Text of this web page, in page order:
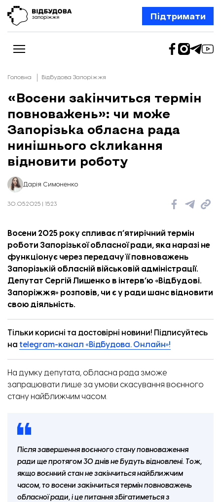
Підтримати
Новини
Відбудова Запоріжжя
Ексклюзив
Бізнес
Шлях додому
Відбудова. Життя
Колонки
Про нас
Редакційна політика
Головна Відбудова Запоріжжя
«Восени закінчиться термін
повноважень»: чи може
Запорізька обласна рада
нинішнього скликання
відновити роботу
Дарія Симоненко
30.05.2025 | 15:23
Восени 2025 року спливає п’ятирічний термін
роботи Запорізької обласної ради, яка наразі не
функціонує через передачу її повноважень
Запорізькій обласній військовій адміністрації.
Депутат Сергій Лишенко в інтерв’ю «Відбудові.
Запоріжжя» розповів, чи є у ради шанс відновити
свою діяльність.
Тільки корисні та достовірні новини! Підписуйтесь
на telegram-канал «Відбудова. Онлайн»!
На думку депутата, обласна рада зможе
запрацювати лише за умови скасування воєнного
стану найближчим часом.
Після завершення воєнного стану повноваження
ради ще протягом 30 днів не будуть відновлені. Тож,
якщо воєнний стан не закінчиться найближчим
часом, то восени закінчиться термін повноважень
обласної ради, і це питання збігатиметься з